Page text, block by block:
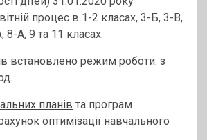
процес в 1-2 класах, 3-Б, 3-В,
А, 9 та 11 класах.
встановлено режим роботи: з
планів та програм
оптимізації навчального